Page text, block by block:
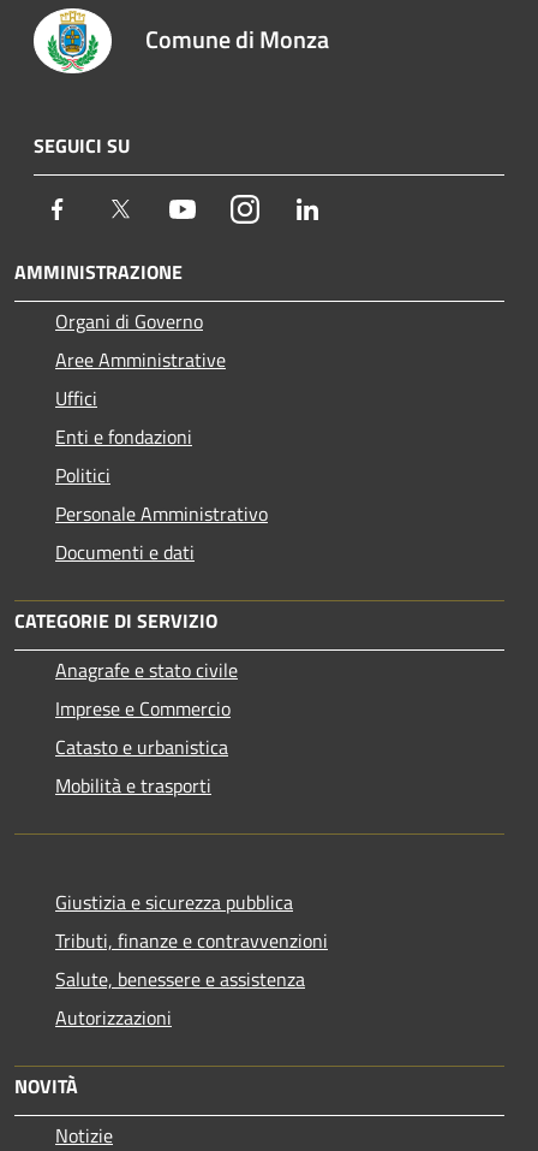
Comune di Monza
SEGUICI SU
Facebook Twitter YoutubeInstagram
AMMINISTRAZIONE
Organi di Governo
Aree Amministrative
Uffici
Enti e fondazioni
Politici
Personale Amministrativo
Documenti e dati
CATEGORIE DI SERVIZIO
Anagrafe e stato civile
Imprese e Commercio
Catasto e urbanistica
Mobilità e trasporti
Giustizia e sicurezza pubblica
Tributi, finanze e contravvenzioni
Salute, benessere e assistenza
Autorizzazioni
NOVITÀ
Notizie